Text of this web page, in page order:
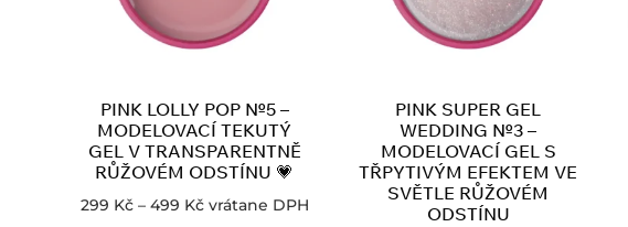
PINK LOLLY POP №5 –
MODELOVACÍ TEKUTÝ
GEL V TRANSPARENTNĚ
RŮŽOVÉM ODSTÍNU 💗
299 Kč – 499 Kč vrátane DPH
PINK SUPER GEL
WEDDING №3 –
MODELOVACÍ GEL S
TŘPYTIVÝM EFEKTEM VE
SVĚTLE RŮŽOVÉM
ODSTÍNU